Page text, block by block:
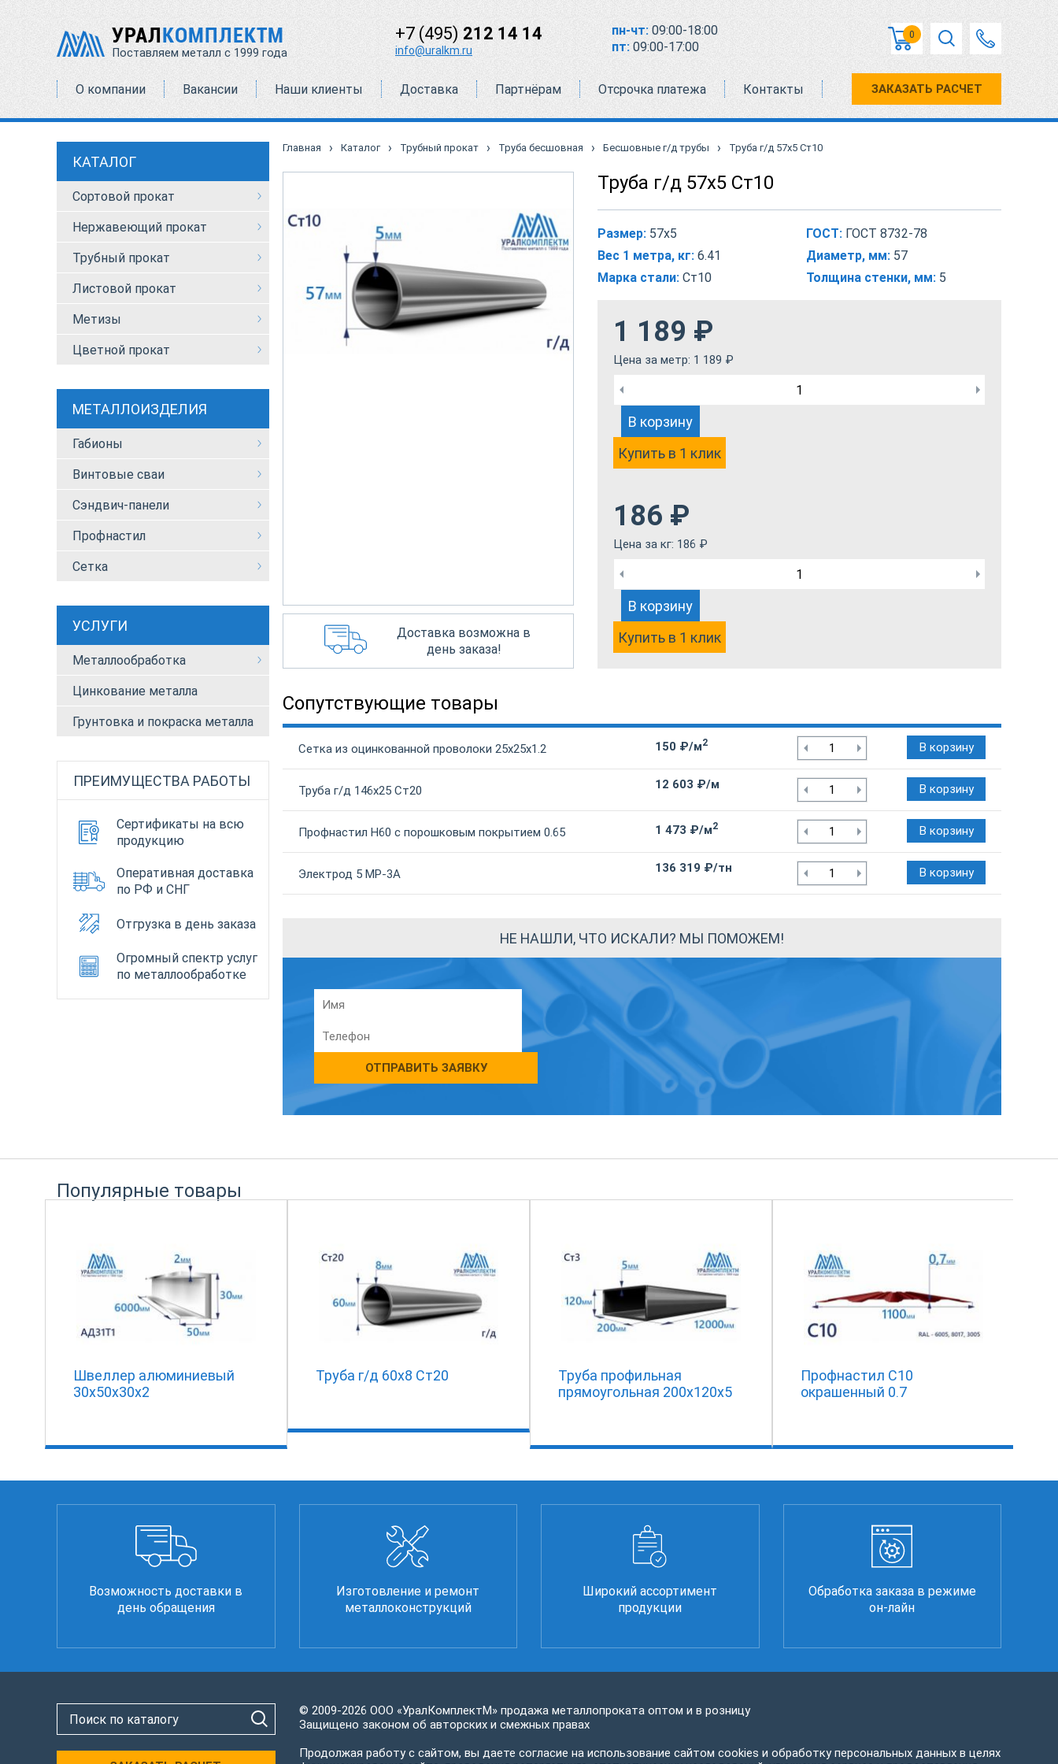
УРАЛКОМПЛЕКТМ
Поставляем металл с 1999 года
+7 (495) 212 14 14
info@uralkm.ru
пн-чт: 09:00-18:00
пт: 09:00-17:00
0
О компании Вакансии Наши клиенты Доставка Партнёрам Отсрочка платежа Контакты ЗАКАЗАТЬ РАСЧЕТ
КАТАЛОГ
Сортовой прокат
Нержавеющий прокат
Трубный прокат
Листовой прокат
Метизы
Цветной прокат
МЕТАЛЛОИЗДЕЛИЯ
Габионы
Винтовые сваи
Сэндвич-панели
Профнастил
Сетка
УСЛУГИ
Металлообработка
Цинкование металла
Грунтовка и покраска металла
ПРЕИМУЩЕСТВА РАБОТЫ
Сертификаты на всю
продукцию
Оперативная доставка
по РФ и СНГ
Отгрузка в день заказа
Огромный спектр услуг
по металлообработке
Главная › Каталог › Трубный прокат › Труба бесшовная › Бесшовные г/д трубы › Труба г/д 57х5 Ст10
Доставка возможна в
день заказа!
Труба г/д 57х5 Ст10
Размер: 57х5
Вес 1 метра, кг: 6.41
Марка стали: Ст10
ГОСТ: ГОСТ 8732-78
Диаметр, мм: 57
Толщина стенки, мм: 5
1 189 ₽
Цена за метр: 1 189 ₽
В корзину
Купить в 1 клик
186 ₽
Цена за кг: 186 ₽
В корзину
Купить в 1 клик
Сопутствующие товары
Сетка из оцинкованной проволоки 25х25х1.2 150 ₽/м2 В корзину
Труба г/д 146х25 Ст20 12 603 ₽/м В корзину
Профнастил Н60 с порошковым покрытием 0.65 1 473 ₽/м2 В корзину
Электрод 5 МР-3А 136 319 ₽/тн В корзину
НЕ НАШЛИ, ЧТО ИСКАЛИ? МЫ ПОМОЖЕМ!
ОТПРАВИТЬ ЗАЯВКУ
Популярные товары
Швеллер алюминиевый
30х50х30х2
Труба г/д 60х8 Ст20
Труба профильная
прямоугольная 200х120х5
Профнастил С10
окрашенный 0.7
Возможность доставки в
день обращения
Изготовление и ремонт
металлоконструкций
Широкий ассортимент
продукции
Обработка заказа в режиме
он-лайн
© 2009-2026 ООО «УралКомплектМ» продажа металлопроката оптом и в розницу
Защищено законом об авторских и смежных правах
Продолжая работу с сайтом, вы даете согласие на использование сайтом cookies и обработку персональных данных в целях